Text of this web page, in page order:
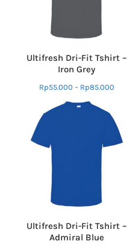
Ultifresh Dri-Fit Tshirt –
Iron Grey
Rp55.000 – Rp85.000
Ultifresh Dri-Fit Tshirt –
Admiral Blue